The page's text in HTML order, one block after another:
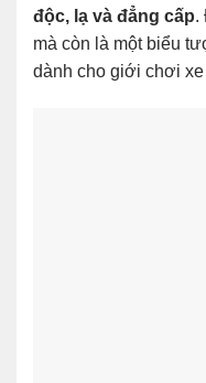
độc, lạ và đẳng cấp.
mà còn là một biểu
dành cho giới chơi